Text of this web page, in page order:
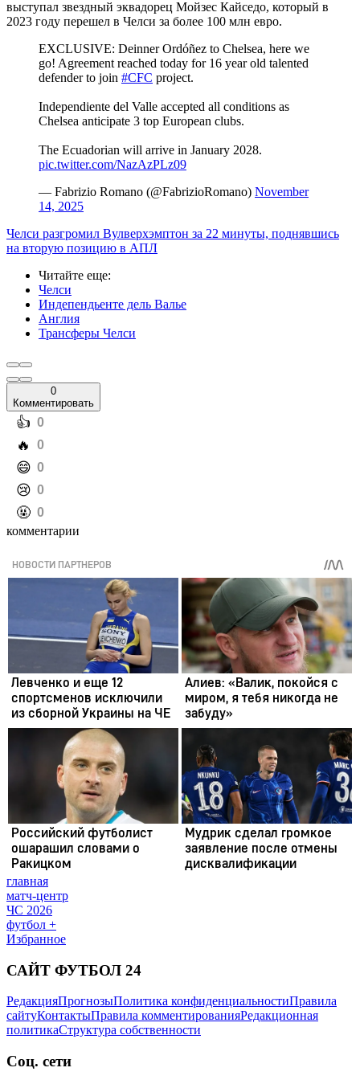
выступал звездный эквадорец Мойзес Кайседо, который в
2023 году перешел в Челси за более 100 млн евро.
EXCLUSIVE: Deinner Ordóñez to Chelsea, here we
go! Agreement reached today for 16 year old talented
defender to join #CFC project.
Independiente del Valle accepted all conditions as
Chelsea anticipate 3 top European clubs.
The Ecuadorian will arrive in January 2028.
pic.twitter.com/NazAzPLz09
— Fabrizio Romano (@FabrizioRomano) November
14, 2025
Челси разгромил Вулверхэмптон за 22 минуты, поднявшись
на вторую позицию в АПЛ
Читайте еще:
Челси
Индепендьенте дель Валье
Англия
Трансферы Челси
0
Комментировать
️👍 0
️🔥 0
️😄 0
️😢 0
️🤬 0
комментарии
главная
матч-центр
ЧС 2026
футбол +
Избранное
САЙТ ФУТБОЛ 24
РедакцияПрогнозыПолитика конфиденциальностиПравила
сайтуКонтактыПравила комментированияРедакционная
политикаСтруктура собственности
Соц. сети